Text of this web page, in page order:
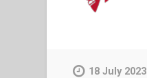
18 July 2023